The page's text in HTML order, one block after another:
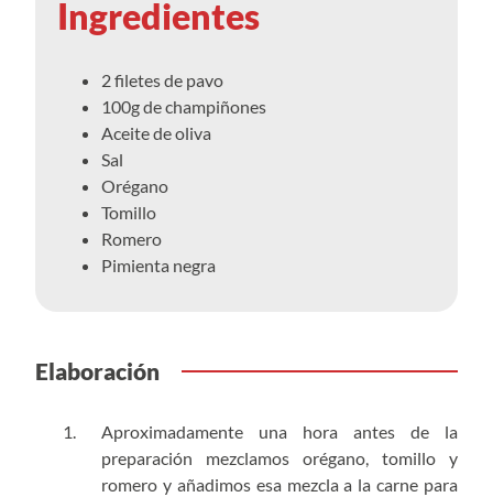
Ingredientes
2 filetes de pavo
100g de champiñones
Aceite de oliva
Sal
Orégano
Tomillo
Romero
Pimienta negra
Elaboración
Aproximadamente una hora antes de la
preparación mezclamos orégano, tomillo y
romero y añadimos esa mezcla a la carne para